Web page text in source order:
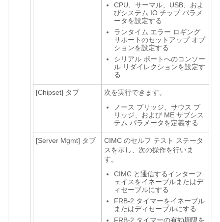
CPU、サーマル、USB、およ
びシステム IO チップ パラメ
ータを設定する
ランタイム エラー ロギング
サポートのセットアップ オプ
ションを設定する
シリアル ポートへのコンソー
ル リダイレクションを設定す
る
[Chipset] タブ
次を実行できます。
ノース ブリッジ、サウス ブ
リッジ、および ME サブシス
テム パラメータを定義する
[Server Mgmt] タブ
CIMC のセルフ テスト ステータ
スを示し、次の操作を行いま
す。
CIMC と通信するインターフ
ェイスをイネーブルまたはデ
ィセーブルにする
FRB-2 タイマーをイネーブル
またはディセーブルにする
FRB-2 タイマーの有効期限を